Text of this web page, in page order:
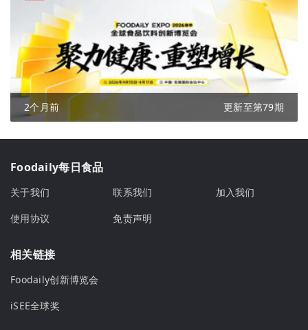
2个月前 更新至第79期
Foodaily每日食品
关于我们 联系我们
加入我们
使用协议
免责声明
相关链接
Foodaily创新博览会
iSEE全球奖